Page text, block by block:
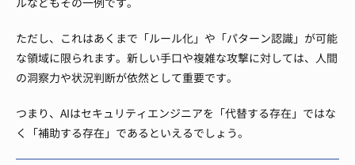
ルなどもその一例です。
ただし、これはあくまで「ルール化」や「パターン認識」が可能
な領域に限られます。新しい手口や複雑な攻撃に対しては、人間
の洞察力や状況判断が依然として重要です。
つまり、AIはセキュリティエンジニアを「代替する存在」ではな
く「補助する存在」であるといえるでしょう。